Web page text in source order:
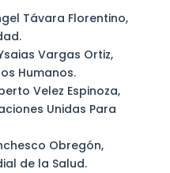
Távara Florentino,
Vargas Ortiz,
Humanos.
Velez Espinoza,
Unidas Para
Obregón,
de la Salud.